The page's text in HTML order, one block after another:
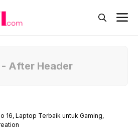
After Header
16, Laptop Terbaik untuk Gaming,